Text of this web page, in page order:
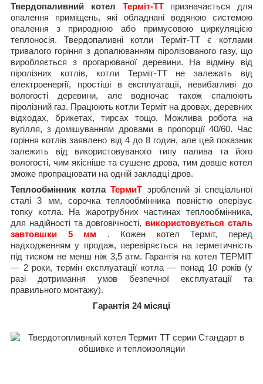
Твердопаливний котел Терміт-ТТпризначається для
опалення приміщень, які обладнані водяною системою
опалення з природною або примусовою циркуляцією
теплоносія. Твердопаливні котли Терміт-ТТ є котлами
тривалого горіння з допалюванням піролізованого газу, що
виробляється з прогарюваної деревини. На відміну від
піролізних котлів, котли Терміт-ТТ не залежать від
електроенергії, простіші в експлуатації, невибагливі до
вологості деревини, але водночас також спалюють
піролізний газ. Працюють котли Терміт на дровах, деревних
відходах, брикетах, тирсах тощо. Можлива робота на
вугілля, з домішуванням дровами в пропорції 40/60. Час
горіння котлів заявлено від 4 до 8 годин, але цей показник
залежить від використовуваного типу палива та його
вологості, чим якісніше та сушене дрова, тим довше котел
зможе пропрацювати на одній закладці дров.
Теплообмінник котлаТермиТ зроблений зі спеціальної
сталі 3 мм, сорочка теплообмінника повністю оперізує
топку котла. На жаротрубних частинах теплообмінника,
для надійності та довговічності, використовується сталь
завтовшки 5 мм . Кожен котел Терміт, перед
надходженням у продаж, перевіряється на герметичність
під тиском не менш ніж 3,5 атм. Гарантія на котел ТЕРМІТ
— 2 роки, термін експлуатації котла — понад 10 років (у
разі дотримання умов безпечної експлуатації та
правильного монтажу).
Гарантія 24 місяці